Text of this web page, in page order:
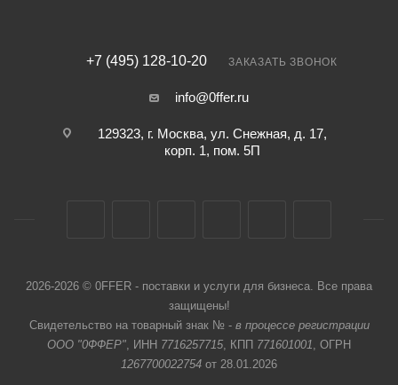
+7 (495) 128-10-20 ЗАКАЗАТЬ ЗВОНОК
info@0ffer.ru
129323, г. Москва, ул. Снежная, д. 17,
корп. 1, пом. 5П
2026-2026 © 0FFER - поставки и услуги для бизнеса. Все права
защищены!
Свидетельство на товарный знак № - в процессе регистрации
ООО "0ФФЕР", ИНН 7716257715, КПП 771601001, ОГРН
1267700022754 от 28.01.2026